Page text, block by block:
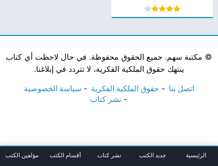
© مكتبة سهم. جميع الحقوق محفوظة. في حال لاحظت أي كتاب
ينتهك حقوق الملكية الفكرية، لا تتردد في إبلاغنا.
اتصل بنا حقوق الملكية الفكرية
سياسة الخصوصية
نشر كتاب
الرئيسية جديد الكتب نشر كتاب أقسام الكتب مؤلفين الكتب